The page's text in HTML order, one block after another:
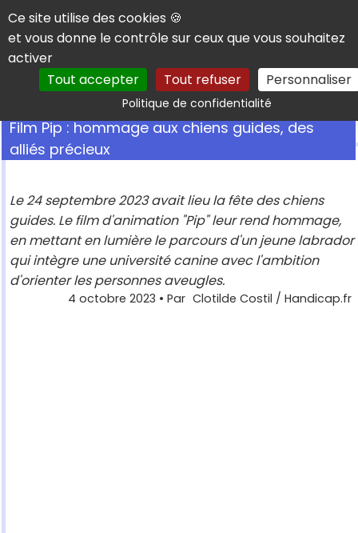
Panneau de gestion des cookies
Ce site utilise des cookies 🍪
et vous donne le contrôle sur ceux que vous souhaitez
activer
Tout accepter
Tout refuser Personnaliser
Politique de confidentialitéRechercher
Film Pip : hommage aux chiens guides, des
alliés précieux
Le 24 septembre 2023 avait lieu la fête des chiens
guides. Le film d'animation "Pip" leur rend hommage,
en mettant en lumière le parcours d'un jeune labrador
qui intègre une université canine avec l'ambition
d'orienter les personnes aveugles.
4 octobre 2023 • Par Clotilde Costil / Handicap.fr